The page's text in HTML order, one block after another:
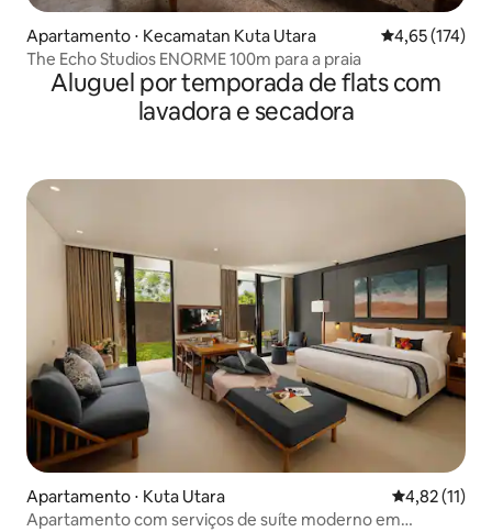
Apartamento ⋅ Kecamatan Kuta Utara 4,65 de uma
4,65 (174)
The Echo Studios ENORME 100m para a praia
Aluguel por temporada de flats com
lavadora e secadora
Apartamento ⋅ Kuta Utara 4,82 de uma
4,82 (11)
Apartamento com serviços de suíte moderno em